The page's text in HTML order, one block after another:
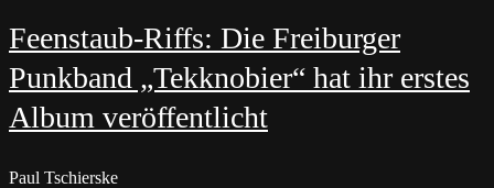
Feenstaub-Riffs: Die Freiburger
Punkband „Tekknobier“ hat ihr erstes
Album veröffentlicht
Paul Tschierske